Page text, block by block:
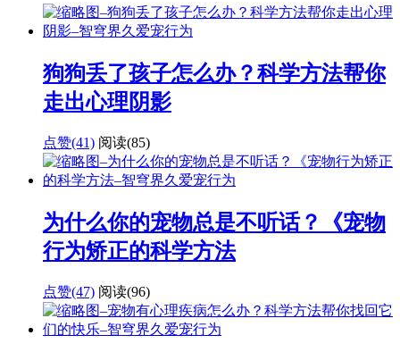
狗狗丢了孩子怎么办？科学方法帮你
走出心理阴影
点赞(41) 阅读(85)
为什么你的宠物总是不听话？《宠物
行为矫正的科学方法
点赞(47) 阅读(96)